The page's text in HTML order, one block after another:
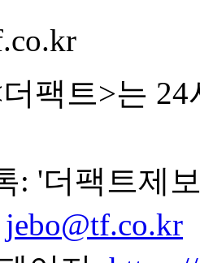
팩트>는
: '더팩트제
jebo@tf.co.kr